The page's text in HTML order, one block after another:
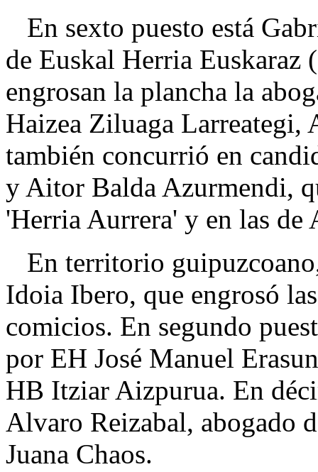
En sexto puesto está
de Euskal Herria Euskaraz
engrosan la plancha la
Haizea Ziluaga Larreategi,
también concurrió en
y Aitor Balda Azurmendi,
'Herria Aurrera' y en las de
En territorio
Idoia Ibero, que engrosó
comicios. En segundo
por EH José Manuel
HB Itziar Aizpurua. En
Alvaro Reizabal, abogado
Juana Chaos.